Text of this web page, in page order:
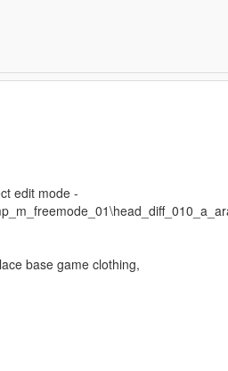
edit mode -
base game clothing,